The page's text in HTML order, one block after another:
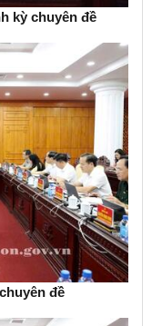
kỳ chuyên đề
đề